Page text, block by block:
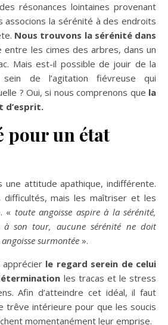
résonances lointaines provenant
associons la sérénité à des endroits
Nous trouvons la sérénité dans
entre les cimes des arbres, dans un
Mais est-il possible de jouir de la
de l’agitation fiévreuse qui
? Oui, si nous comprenons que la
d’esprit.
pour un état
une attitude apathique, indifférente.
difficultés, mais les maîtriser et les
« toute angoisse aspire à la sérénité,
son tour, aucune sérénité ne doit
surmontée ».
apprécier le regard serein de celui
les tracas et le stress
Afin d’atteindre cet idéal, il faut
trêve intérieure pour que les soucis
momentanément leur emprise.